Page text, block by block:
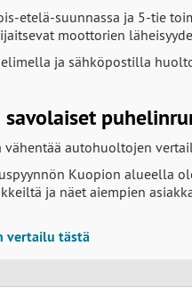
etelä-suunnassa ja 5-tie
moottorien
ja sähköpostilla
savolaiset
vähentää autohuoltojen
Kuopion alueella
ja näet aiempien
vertailu tästä